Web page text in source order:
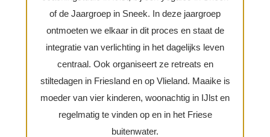
of de Jaargroep in Sneek. In deze jaargroep
ontmoeten we elkaar in dit proces en staat de
integratie van verlichting in het dagelijks leven
centraal. Ook organiseert ze retreats en
stiltedagen in Friesland en op Vlieland. Maaike is
moeder van vier kinderen, woonachtig in IJlst en
regelmatig te vinden op en in het Friese
buitenwater.